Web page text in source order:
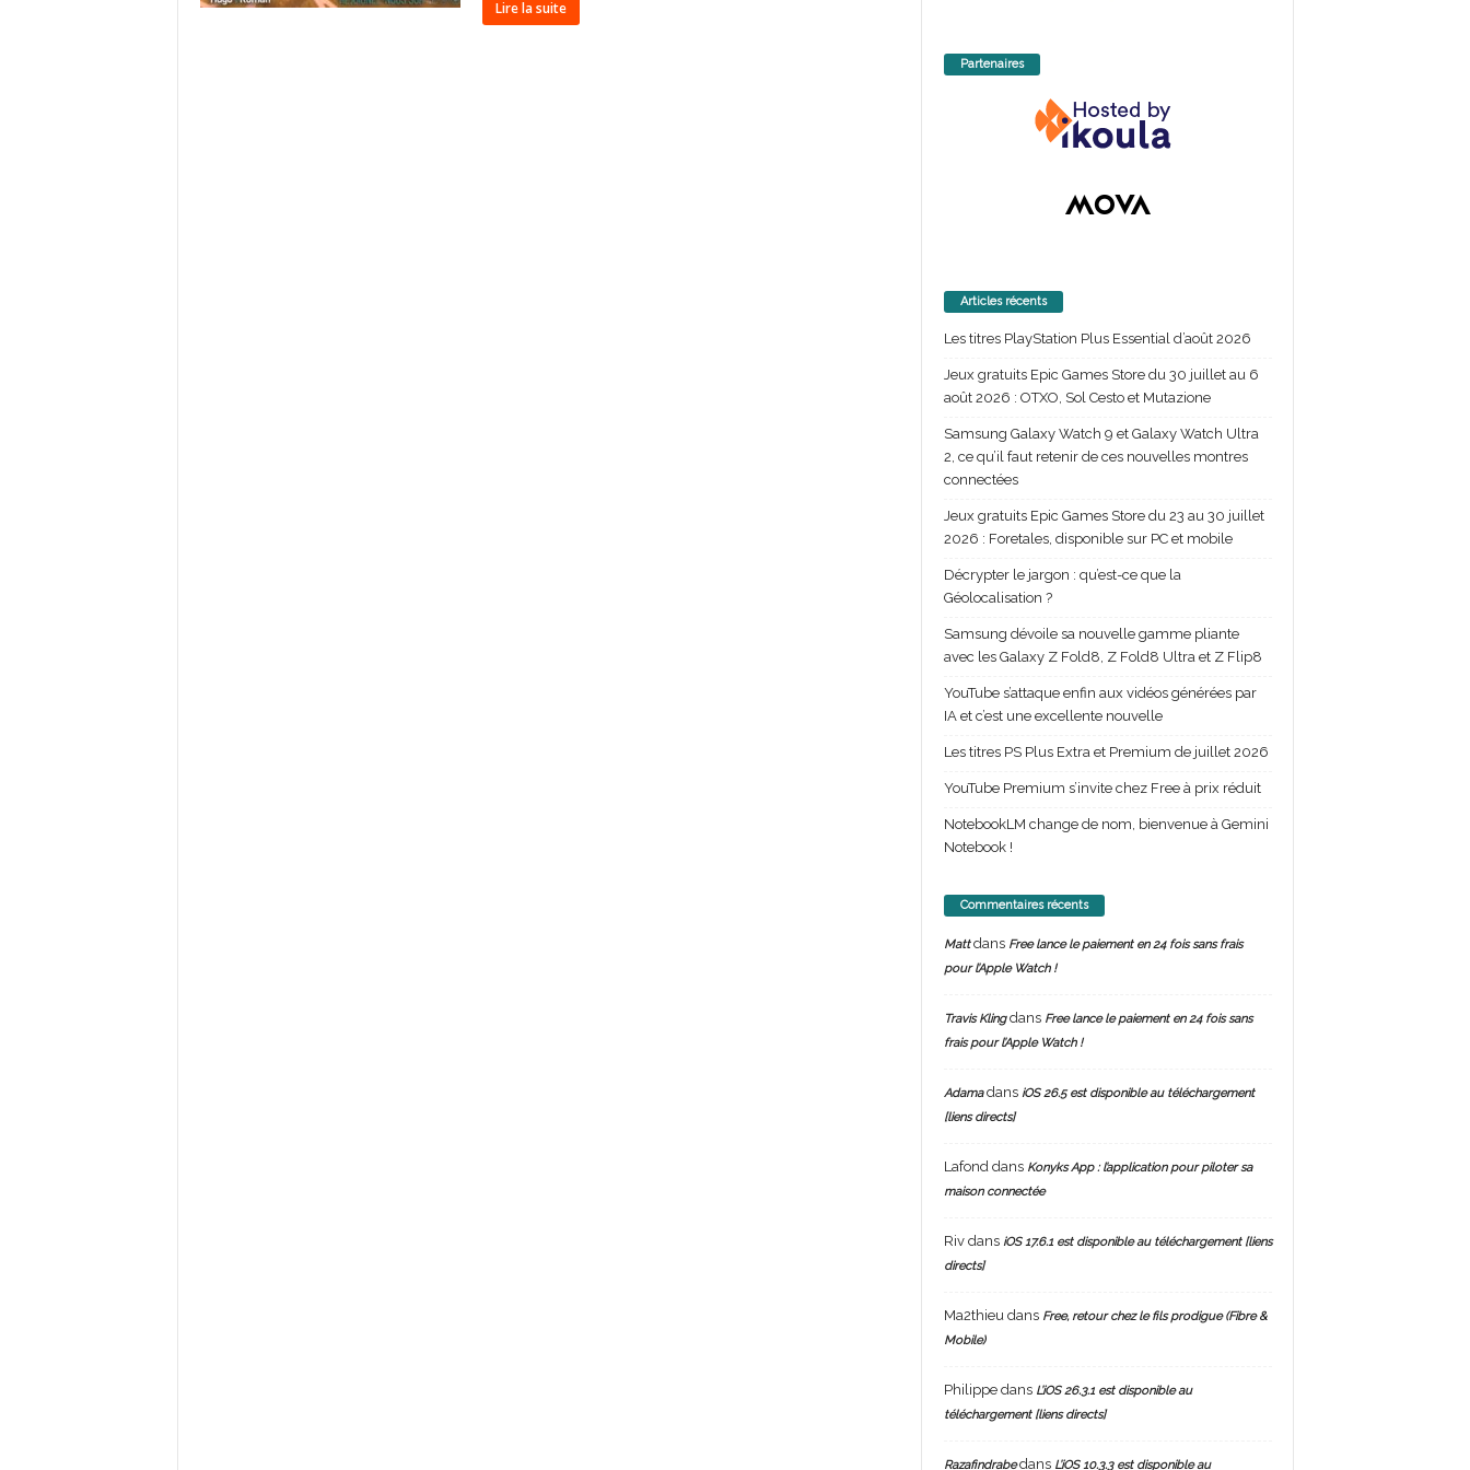
Lire la suite
Partenaires
Articles récents
Les titres PlayStation Plus Essential d’août 2026
Jeux gratuits Epic Games Store du 30 juillet au 6
août 2026 : OTXO, Sol Cesto et Mutazione
Samsung Galaxy Watch 9 et Galaxy Watch Ultra
2, ce qu’il faut retenir de ces nouvelles montres
connectées
Jeux gratuits Epic Games Store du 23 au 30 juillet
2026 : Foretales, disponible sur PC et mobile
Décrypter le jargon : qu’est-ce que la
Géolocalisation ?
Samsung dévoile sa nouvelle gamme pliante
avec les Galaxy Z Fold8, Z Fold8 Ultra et Z Flip8
YouTube s’attaque enfin aux vidéos générées par
IA et c’est une excellente nouvelle
Les titres PS Plus Extra et Premium de juillet 2026
YouTube Premium s’invite chez Free à prix réduit
NotebookLM change de nom, bienvenue à Gemini
Notebook !
Commentaires récents
Mattdans Free lance le paiement en 24 fois sans frais
pour l’Apple Watch !
Travis Klingdans Free lance le paiement en 24 fois sans
frais pour l’Apple Watch !
Adamadans iOS 26.5 est disponible au téléchargement
[liens directs]
Lafond dans Konyks App : l’application pour piloter sa
maison connectée
Rivdans iOS 17.6.1 est disponible au téléchargement [liens
directs]
Ma2thieu dans Free, retour chez le fils prodigue (Fibre &
Mobile)
Philippedans L’iOS 26.3.1 est disponible au
téléchargement [liens directs]
Razafindrabedans L’iOS 10.3.3 est disponible au